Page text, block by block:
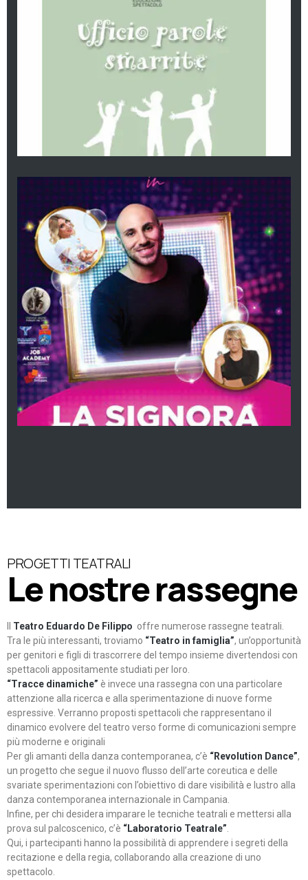
PROGETTI TEATRALI
Le nostre rassegne
Teatro Eduardo De Filippo offre numerose rassegne teatrali.
Tra le più interessanti, troviamo “Teatro in famiglia”, un’opportunità
per genitori e figli di trascorrere del tempo insieme divertendosi con
spettacoli appositamente studiati per loro.
“Tracce dinamiche” è invece una rassegna con una particolare
attenzione alla ricerca e alla sperimentazione di nuove forme
espressive. Verranno proposti spettacoli che rappresentano il
dinamico evolvere del teatro verso forme di comunicazioni sempre
più moderne e originali
Per gli amanti della danza contemporanea, c’è “Revolution Dance”,
un progetto che segue il nuovo flusso dell’arte coreutica e delle
svariate sperimentazioni con l’obiettivo di dare visibilità e lustro alla
danza contemporanea internazionale in Campania.
Infine, per chi desidera imparare le tecniche teatrali e mettersi alla
prova sul palcoscenico, c’è “Laboratorio Teatrale”
Qui, i partecipanti hanno la possibilità di apprendere i segreti della
recitazione e della regia, collaborando alla creazione di uno
spettacolo.